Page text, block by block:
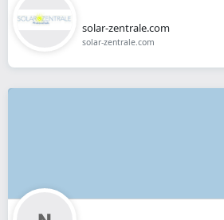
solar-zentrale.com
solar-zentrale.com